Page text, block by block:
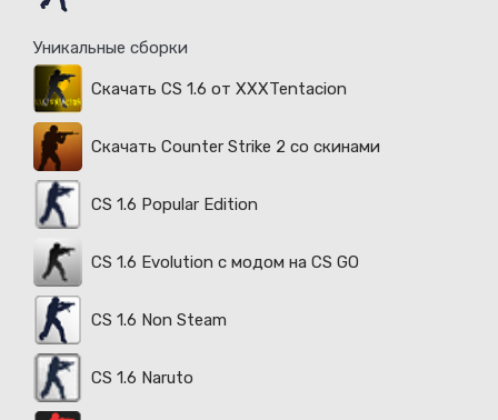
Уникальные сборки
Скачать CS 1.6 от XXXTentacion
Скачать Counter Strike 2 со скинами
CS 1.6 Popular Edition
CS 1.6 Evolution с модом на CS GO
CS 1.6 Non Steam
CS 1.6 Naruto